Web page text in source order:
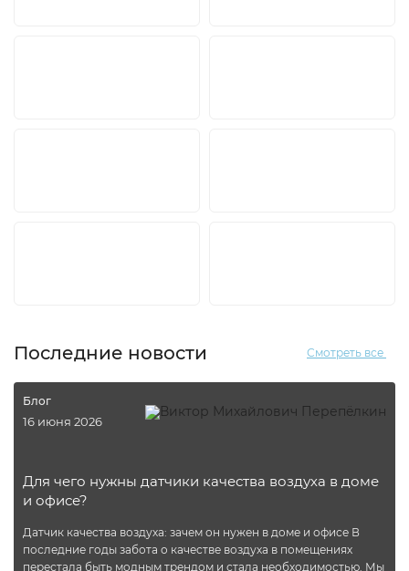
Последние новости Смотреть все
Блог
16 июня 2026
Для чего нужны датчики качества воздуха в доме
и офисе?
Датчик качества воздуха: зачем он нужен в доме и офисе В
последние годы забота о качестве воздуха в помещениях
перестала быть модным трендом и стала необходимостью. Мы